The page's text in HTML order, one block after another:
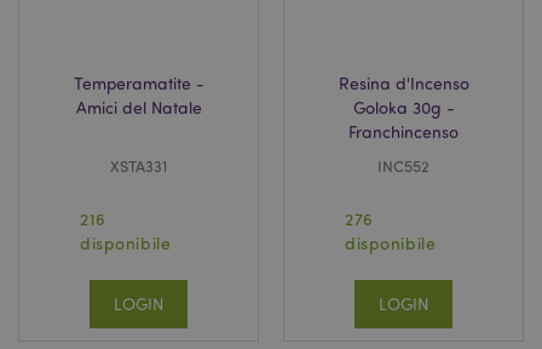
Temperamatite -
Amici del Natale
XSTA331
216
disponibile
LOGIN
Resina d'Incenso
Goloka 30g -
Franchincenso
INC552
276
disponibile
LOGIN